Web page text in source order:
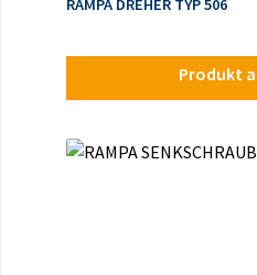
RAMPA DREHER TYP 506
Produkt